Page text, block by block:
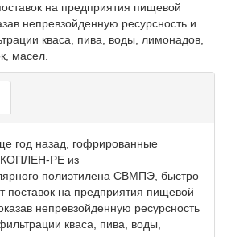
на предприятия пищевой
непревзойденную ресурсность и
кваса, пива, воды, лимонадов,
масел.
год назад, гофрированные
РЕ из
полиэтилена СВМПЭ, быстро
поставок на предприятия пищевой
непревзойденную ресурсность
кваса, пива, воды,